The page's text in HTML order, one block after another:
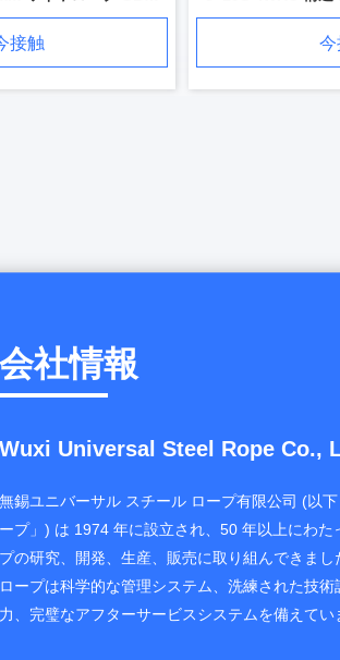
接触 今
会社情報
Wuxi Universal Steel Rope Co.,
無錫ユニバーサル スチール ロープ有限公司 (以
ープ」) は 1974 年に設立され、50 年以上にわた
プの研究、開発、生産、販売に取り組んできま
ロープは科学的な管理システム、洗練された技
力、完璧なアフターサービスシステムを備えてい